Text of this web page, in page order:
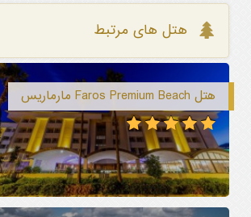
هتل های مرتبط
هتل Faros Premium Beach مارماریس